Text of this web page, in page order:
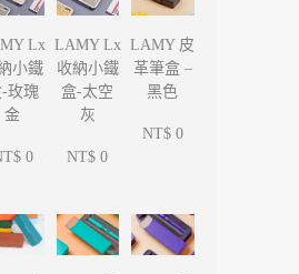
Lx
小鐵
玫瑰
金
0
LAMY Lx
收納小鐵
盒-太空
灰
NT$ 0
LAMY 皮
革筆盒 –
黑色
NT$ 0